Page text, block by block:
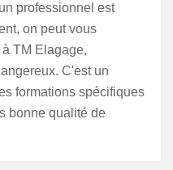
professionnel est
on peut vous
TM Elagage,
C'est un
formations spécifiques
bonne qualité de